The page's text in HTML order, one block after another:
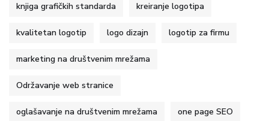
knjiga grafičkih standarda kreiranje logotipa
kvalitetan logotip logo dizajn logotip za firmu
marketing na društvenim mrežama
Održavanje web stranice
oglašavanje na društvenim mrežama one page SEO